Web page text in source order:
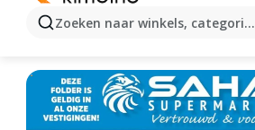
Zoeken naar winkels,